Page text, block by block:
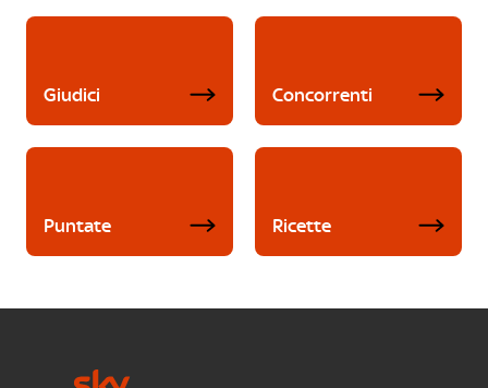
Giudici Concorrenti
Puntate Ricette